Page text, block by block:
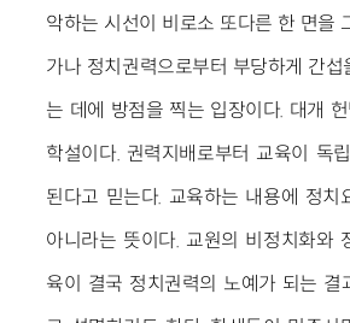
악하는 시선이 비로소 또다른 한 면을
가나 정치권력으로부터 부당하게 간
는 데에 방점을 찍는 입장이다. 대개
학설이다. 권력지배로부터 교육이 독
된다고 믿는다. 교육하는 내용에 정치
아니라는 뜻이다. 교원의 비정치화와
육이 결국 정치권력의 노예가 되는 결